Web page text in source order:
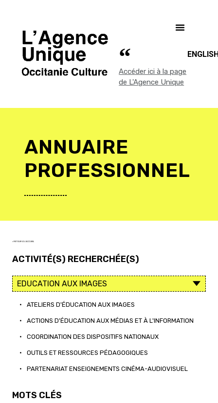
Accéder ici à la page
de L'Agence Unique
ANNUAIRE
PROFESSIONNEL
< RETOUR À L'ACCUEIL
ACTIVITÉ(S) RECHERCHÉE(S)
• ATELIERS D'ÉDUCATION AUX IMAGES
• ACTIONS D'ÉDUCATION AUX MÉDIAS ET À L'INFORMATION
• COORDINATION DES DISPOSITIFS NATIONAUX
• OUTILS ET RESSOURCES PÉDAGOGIQUES
• PARTENARIAT ENSEIGNEMENTS CINÉMA-AUDIOVISUEL
MOTS CLÉS